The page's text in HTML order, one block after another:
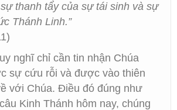
thanh tẩy của sự tái sinh và sự
Thánh Linh.”
nghĩ chỉ cần tin nhận Chúa
sự cứu rỗi và được vào thiên
với Chúa. Điều đó đúng như
Kinh Thánh hôm nay, chúng